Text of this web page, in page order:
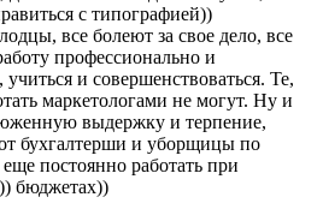
с типографией))
все болеют за свое дело, все
профессионально и
и совершенствоваться. Те,
маркетологами не могут. Ну и
выдержку и терпение,
бухгалтерши и уборщицы по
постоянно работать при
бюджетах))